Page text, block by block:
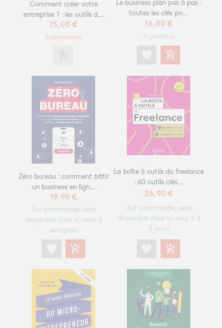
Comment créer votre
entreprise ? : les outils d...
15,00 €
Indisponible
Le business plan pas à pas :
toutes les clés po...
16,00 €
A paraître
add_shopping_cart
Zéro bureau : comment bâtir
un business en lign...
19,90 €
Sur commande, sera
disponible chez ici sous 2
semaines
add_shopping_cart
La boîte à outils du freelance
: 60 outils clés...
26,90 €
Sur commande, sera
disponible chez ici sous 2 à
3 jours
add_shopping_cart